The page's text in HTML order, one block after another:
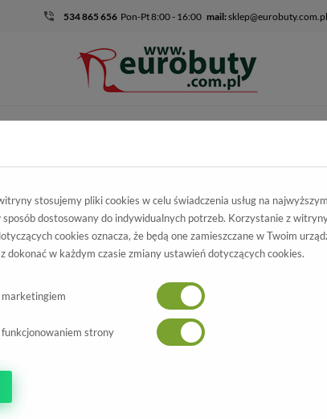
534 865 656 Pon-Pt 8:00 - 16:00 mail:sklep@eurobuty.com.pl
Trzewiki Lan-Kars FW190-
Kars
Bordo
stosujemy pliki cookies w celu świadczenia usług na najwyższym
dostosowany do indywidualnych potrzeb. Korzystanie z
cookies oznacza, że będą one zamieszczane w Twoim
dokonać w każdym czasie zmiany ustawień dotyczących cookies.
strony